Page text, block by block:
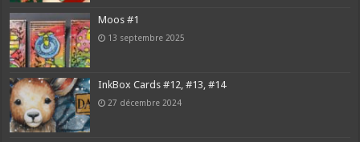
Moos #1
13 septembre 2025
InkBox Cards #12, #13, #14
27 décembre 2024